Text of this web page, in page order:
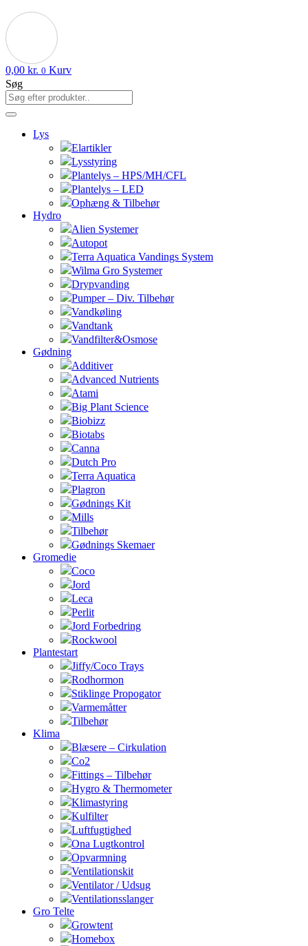
0,00 kr. 0 Kurv
Søg
Lys
Elartikler
Lysstyring
Plantelys – HPS/MH/CFL
Plantelys – LED
Ophæng & Tilbehør
Hydro
Alien Systemer
Autopot
Terra Aquatica Vandings System
Wilma Gro Systemer
Drypvanding
Pumper – Div. Tilbehør
Vandkøling
Vandtank
Vandfilter&Osmose
Gødning
Additiver
Advanced Nutrients
Atami
Big Plant Science
Biobizz
Biotabs
Canna
Dutch Pro
Terra Aquatica
Plagron
Gødnings Kit
Mills
Tilbehør
Gødnings Skemaer
Gromedie
Coco
Jord
Leca
Perlit
Jord Forbedring
Rockwool
Plantestart
Jiffy/Coco Trays
Rodhormon
Stiklinge Propogator
Varmemåtter
Tilbehør
Klima
Blæsere – Cirkulation
Co2
Fittings – Tilbehør
Hygro & Thermometer
Klimastyring
Kulfilter
Luftfugtighed
Ona Lugtkontrol
Opvarmning
Ventilationskit
Ventilator / Udsug
Ventilationsslanger
Gro Telte
Growtent
Homebox